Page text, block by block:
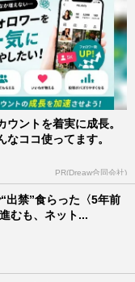
ウントを着実に成長。
なココ使ってます。
PR(Dreaw合同会社)
出禁”食らった〈5年前
むも、ネット...